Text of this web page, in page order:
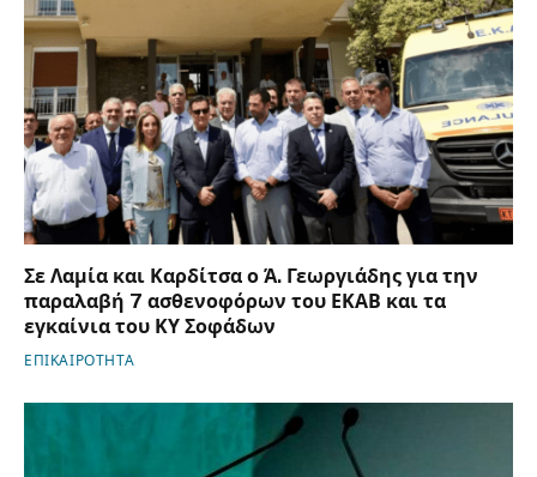
Σε Λαμία και Καρδίτσα ο Ά. Γεωργιάδης για την
παραλαβή 7 ασθενοφόρων του ΕΚΑΒ και τα
εγκαίνια του ΚΥ Σοφάδων
ΕΠΙΚΑΙΡΟΤΗΤΑ